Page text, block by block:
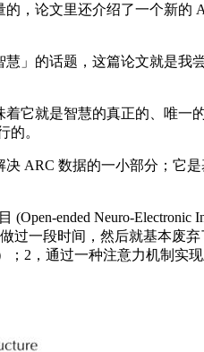
论文里还介绍了一个新的
的话题，这篇论文就是我
就是智慧的真正的、唯一
的。
数据的一小部分；它
ended Neuro-Electronic
过一段时间，然后就基本
2，通过一种注意力机制实